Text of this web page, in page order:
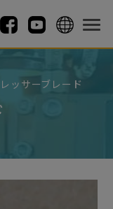
ッサーブレード